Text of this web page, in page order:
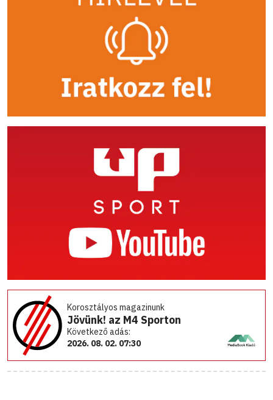
Korosztályos magazinunk
Jövünk! az M4 Sporton
Következő adás:
2026. 08. 02. 07:30